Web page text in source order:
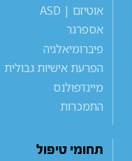
אוטיזם | ASD
אספרגר
פיברומיאלגיה
הפרעת אישיות גבולית
מיינדפולנס
התמכרות
תחומי טיפול